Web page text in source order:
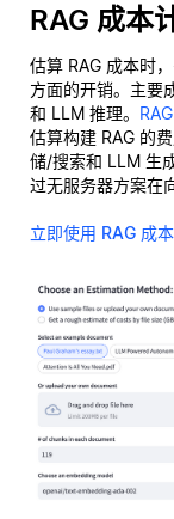
RAG 成本
估算 RAG 成本时
方面的开销。主要
和 LLM 推理。
估算构建 RAG 的
储/搜索和 LLM 生
过无服务器方案在
立即使用 RAG 成